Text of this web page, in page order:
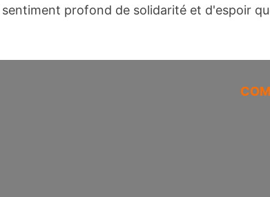
profond de solidarité et d'espoir